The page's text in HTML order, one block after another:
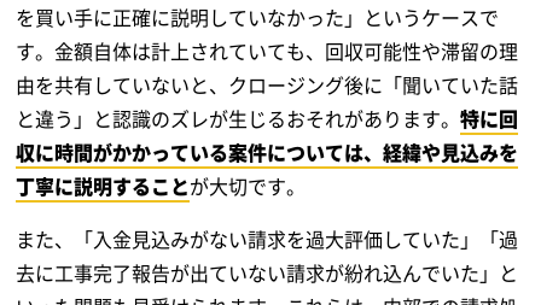
を買い手に正確に説明していなかった」というケースで
す。金額自体は計上されていても、回収可能性や滞留の理
由を共有していないと、クロージング後に「聞いていた話
と違う」と認識のズレが生じるおそれがあります。特に回
収に時間がかかっている案件については、経緯や見込みを
丁寧に説明することが大切です。
また、「入金見込みがない請求を過大評価していた」「過
去に工事完了報告が出ていない請求が紛れ込んでいた」と